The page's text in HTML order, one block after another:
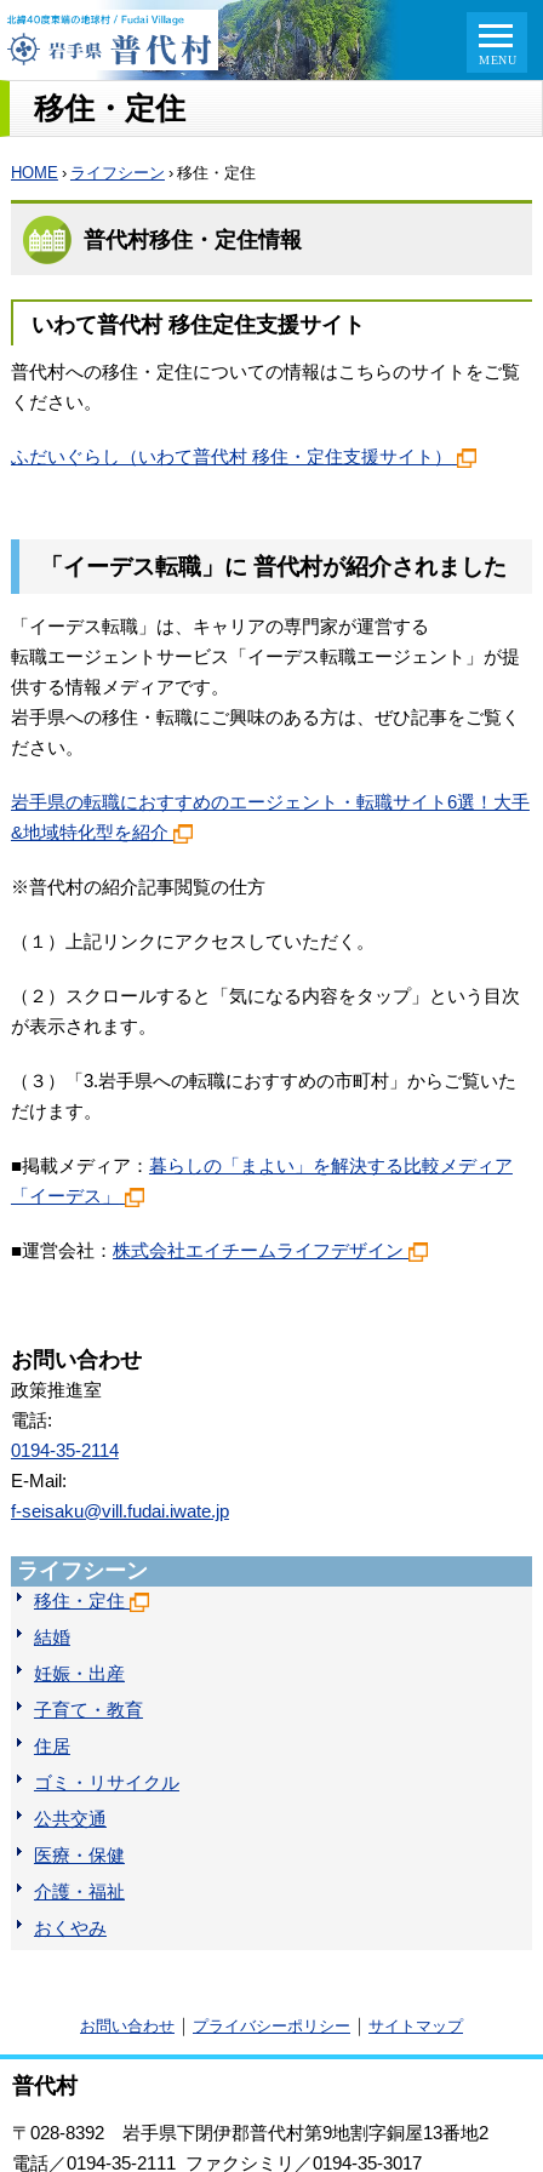
移住・定住
HOME › ライフシーン › 移住・定住
普代村移住・定住情報
いわて普代村 移住定住支援サイト
普代村への移住・定住についての情報はこちらのサイトをご覧
ください。
ふだいぐらし（いわて普代村 移住・定住支援サイト）
「イーデス転職」に 普代村が紹介されました
「イーデス転職」は、キャリアの専門家が運営する
転職エージェントサービス「イーデス転職エージェント」が提
供する情報メディアです。
岩手県への移住・転職にご興味のある方は、ぜひ記事をご覧く
ださい。
岩手県の転職におすすめのエージェント・転職サイト6選！大手
&地域特化型を紹介
※普代村の紹介記事閲覧の仕方
（１）上記リンクにアクセスしていただく。
（２）スクロールすると「気になる内容をタップ」という目次
が表示されます。
（３）「3.岩手県への転職におすすめの市町村」からご覧いた
だけます。
■掲載メディア： 暮らしの「まよい」を解決する比較メディア
「イーデス」
■運営会社： 株式会社エイチームライフデザイン
お問い合わせ
政策推進室
電話:
0194-35-2114
E-Mail:
f-seisaku@vill.fudai.iwate.jp
ライフシーン
移住・定住
結婚
妊娠・出産
子育て・教育
住居
ゴミ・リサイクル
公共交通
医療・保健
介護・福祉
おくやみ
お問い合わせ プライバシーポリシー サイトマップ
普代村
〒028-8392 岩手県下閉伊郡普代村第9地割字銅屋13番地2
電話／0194-35-2111 ファクシミリ／0194-35-3017